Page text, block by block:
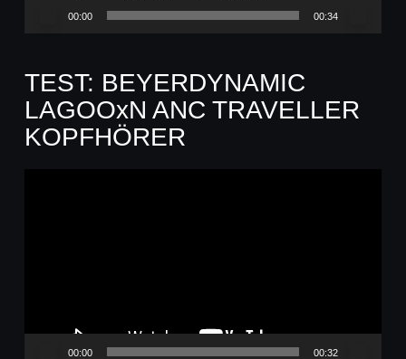
00:00 00:34
TEST: BEYERDYNAMIC
LAGOOxN ANC TRAVELLER
KOPFHÖRER
00:00 00:32